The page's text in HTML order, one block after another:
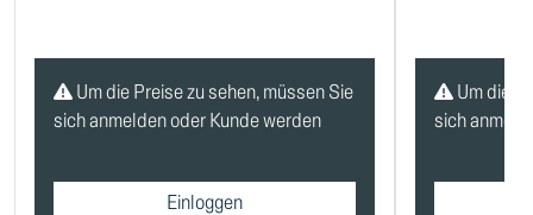
Um die Preise zu sehen, müssen Sie
sich anmelden oder Kunde werden
Einloggen
Um die
sich